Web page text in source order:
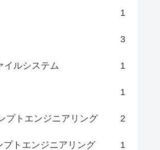
1
3
イルシステム 1
1
プトエンジニアリング 2
プトエンジニアリング 1